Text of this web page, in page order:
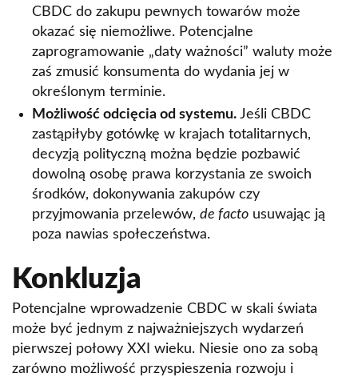
CBDC do zakupu pewnych towarów może
okazać się niemożliwe. Potencjalne
zaprogramowanie „daty ważności” waluty może
zaś zmusić konsumenta do wydania jej w
określonym terminie.
Możliwość odcięcia od systemu. Jeśli CBDC
zastąpiłyby gotówkę w krajach totalitarnych,
decyzją polityczną można będzie pozbawić
dowolną osobę prawa korzystania ze swoich
środków, dokonywania zakupów czy
przyjmowania przelewów, de facto usuwając ją
poza nawias społeczeństwa.
Konkluzja
Potencjalne wprowadzenie CBDC w skali świata
może być jednym z najważniejszych wydarzeń
pierwszej połowy XXI wieku. Niesie ono za sobą
zarówno możliwość przyspieszenia rozwoju i